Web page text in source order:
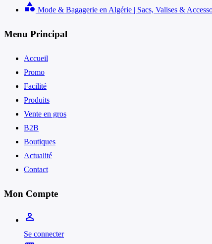
category Mode & Bagagerie en Algérie | Sacs, Valises &
Menu Principal
Accueil
Promo
Facilité
Produits
Vente en gros
B2B
Boutiques
Actualité
Contact
Mon Compte
person_outline
Se connecter